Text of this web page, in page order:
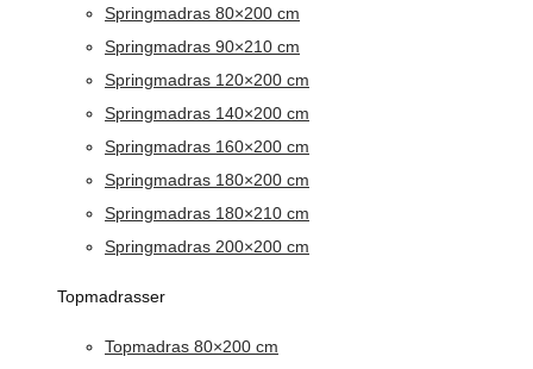
Springmadras 80×200 cm
Springmadras 90×210 cm
Springmadras 120×200 cm
Springmadras 140×200 cm
Springmadras 160×200 cm
Springmadras 180×200 cm
Springmadras 180×210 cm
Springmadras 200×200 cm
Topmadrasser
Topmadras 80×200 cm